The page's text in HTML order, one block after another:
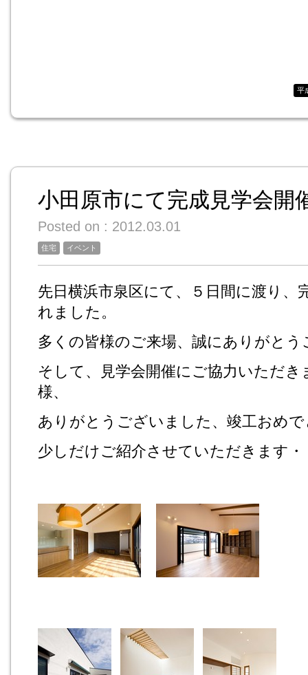
平
小田原市にて完成見学会開
Posted on : 2012.03.01
住宅 イベント
先日横浜市泉区にて、５日間に渡り、
れました。
多くの皆様のご来場、誠にありがと
そして、見学会開催にご協力いただ
様、
ありがとうございました、竣工おめ
少しだけご紹介させていただきます・